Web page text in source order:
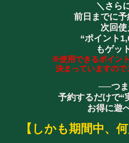
＼さら
前日までに予
次回使
“ポイント
もゲッ
※使用できるポイン
決まっていますので
──つ
予約するだけで“
お得に遊
【しかも期間中、